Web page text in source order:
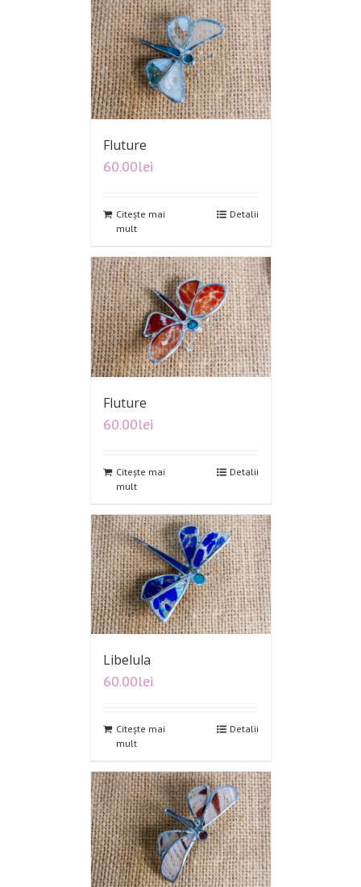
Fluture
60.00lei
Citește mai
mult
Detalii
Fluture
60.00lei
Citește mai
mult
Detalii
Libelula
60.00lei
Citește mai
mult
Detalii